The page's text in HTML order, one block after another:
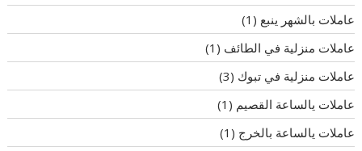
عاملات بالشهر ينبع (1)
عاملات منزلية في الطائف (1)
عاملات منزلية في تبوك (3)
عاملات يالساعة القصيم (1)
عاملات يالساعة بالخرج (1)